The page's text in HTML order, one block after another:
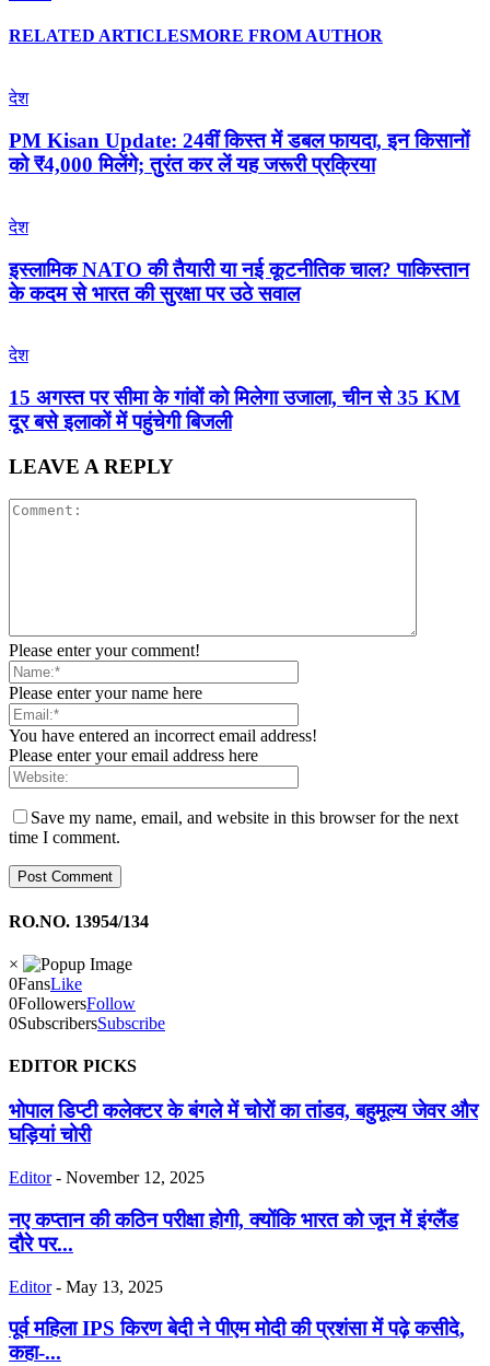
RELATED ARTICLESMORE FROM AUTHOR
देश
PM Kisan Update: 24वीं किस्त में डबल फायदा, इन किसानों
को ₹4,000 मिलेंगे; तुरंत कर लें यह जरूरी प्रक्रिया
देश
इस्लामिक NATO की तैयारी या नई कूटनीतिक चाल? पाकिस्तान
के कदम से भारत की सुरक्षा पर उठे सवाल
देश
15 अगस्त पर सीमा के गांवों को मिलेगा उजाला, चीन से 35 KM
दूर बसे इलाकों में पहुंचेगी बिजली
LEAVE A REPLY
Please enter your comment!
Please enter your name here
You have entered an incorrect email address!
Please enter your email address here
Save my name, email, and website in this browser for the next
time I comment.
RO.NO. 13954/134
×
0FansLike
0FollowersFollow
0SubscribersSubscribe
EDITOR PICKS
भोपाल डिप्टी कलेक्टर के बंगले में चोरों का तांडव, बहुमूल्य जेवर और
घड़ियां चोरी
Editor - November 12, 2025
नए कप्तान की कठिन परीक्षा होगी, क्योंकि भारत को जून में इंग्लैंड
दौरे पर...
Editor - May 13, 2025
पूर्व महिला IPS किरण बेदी ने पीएम मोदी की प्रशंसा में पढ़े कसीदे,
कहा-...